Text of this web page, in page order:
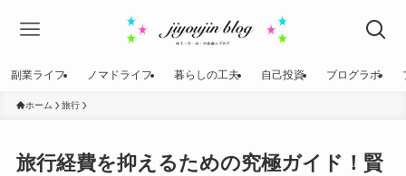
副業ライフ ノマドライフ 暮らしの工夫 自己投資 ブログラボ
ホーム 旅行
旅行経費を抑えるための究極ガイド！賢